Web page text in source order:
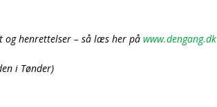
og henrettelser – så læs her på www.dengang.dk
i Tønder)